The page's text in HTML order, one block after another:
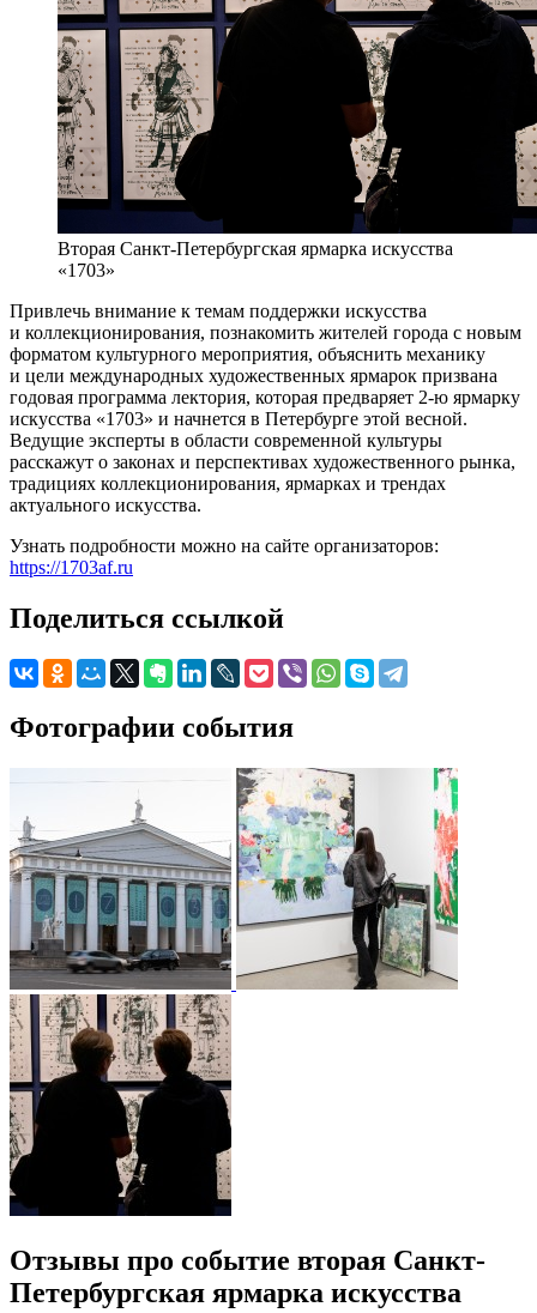
Вторая Санкт-Петербургская ярмарка искусства
«1703»
Привлечь внимание к темам поддержки искусства
и коллекционирования, познакомить жителей города с новым
форматом культурного мероприятия, объяснить механику
и цели международных художественных ярмарок призвана
годовая программа лектория, которая предваряет 2-ю ярмарку
искусства «1703» и начнется в Петербурге этой весной.
Ведущие эксперты в области современной культуры
расскажут о законах и перспективах художественного рынка,
традициях коллекционирования, ярмарках и трендах
актуального искусства.
Узнать подробности можно на сайте организаторов:
https://1703af.ru
Поделиться ссылкой
Фотографии события
Отзывы про событие вторая Санкт-
Петербургская ярмарка искусства